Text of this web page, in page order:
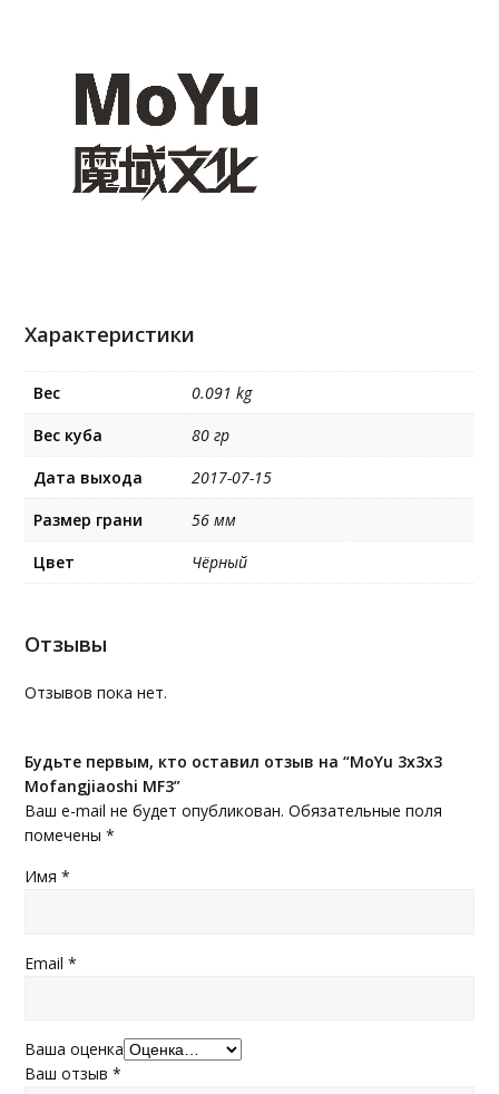
Характеристики
Вес
0.091 kg
Вес куба
80 гр
Дата выхода
2017-07-15
Размер грани
56 мм
Цвет
Чёрный
Отзывы
Отзывов пока нет.
Будьте первым, кто оставил отзыв на “MoYu 3x3x3
Mofangjiaoshi MF3”
Ваш e-mail не будет опубликован. Обязательные поля
помечены*
Имя*
Email*
Ваша оценка
Ваш отзыв*